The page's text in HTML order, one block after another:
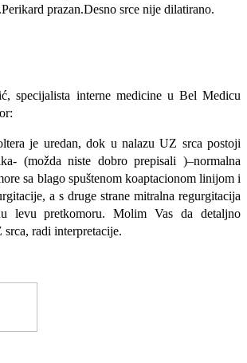
prazan.Desno srce nije dilatirano.
specijalista interne medicine u Bel Medicu
je uredan, dok u nalazu UZ srca postoji
(možda niste dobro prepisali )–normalna
sa blago spuštenom koaptacionom linijom i
a s druge strane mitralna regurgitacija
levu pretkomoru. Molim Vas da detaljno
radi interpretacije.